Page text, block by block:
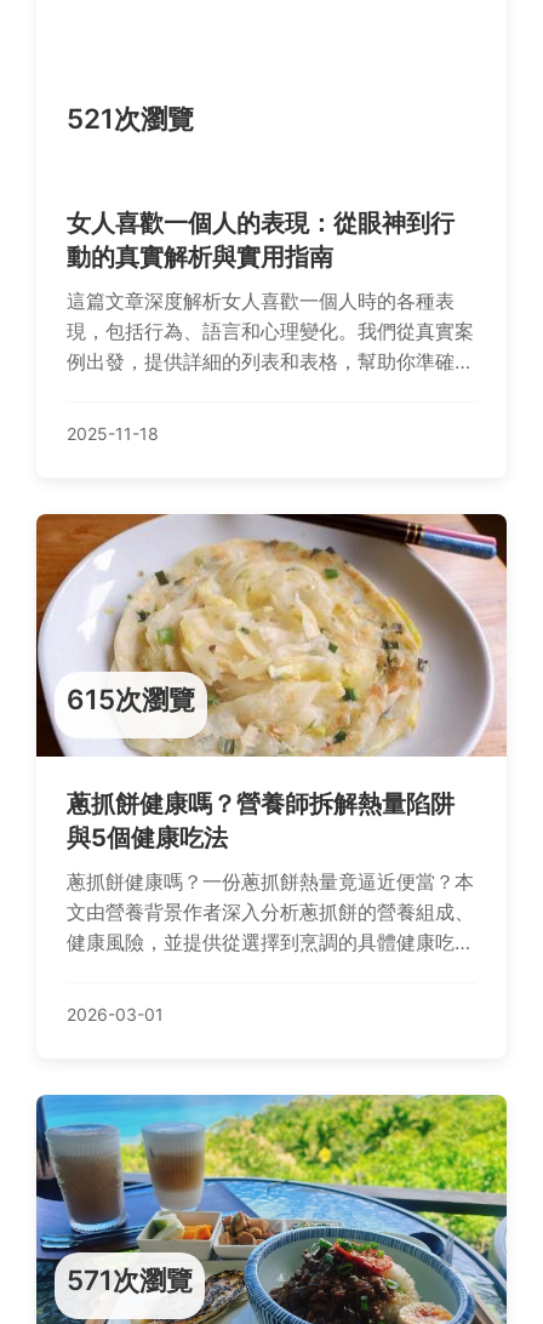
521次瀏覽
女人喜歡一個人的表現：從眼神到行
動的真實解析與實用指南
這篇文章深度解析女人喜歡一個人時的各種表
現，包括行為、語言和心理變化。我們從真實案
例出發，提供詳細的列表和表格，幫助你準確辨
歡一個人會主動聯繫嗎？等實用資訊，避免空洞
2025-11-18
615次瀏覽
蔥抓餅健康嗎？營養師拆解熱量陷阱
與5個健康吃法
蔥抓餅健康嗎？一份蔥抓餅熱量竟逼近便當？本
文由營養背景作者深入分析蔥抓餅的營養組成、
健康風險，並提供從選擇到烹調的具體健康吃法
2026-03-01
571次瀏覽